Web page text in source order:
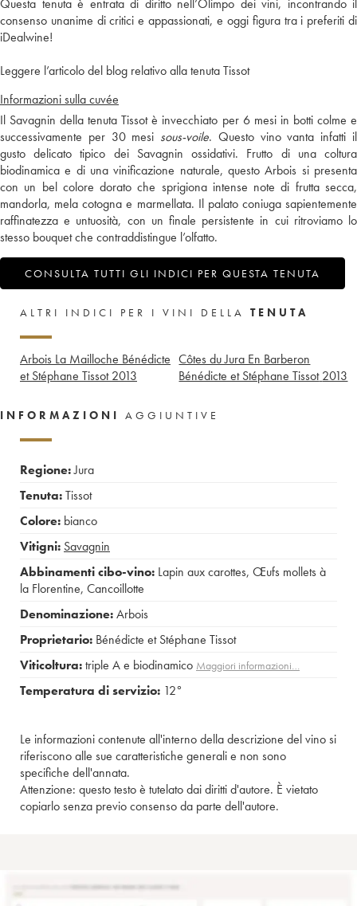
Questa tenuta è entrata di diritto nell’Olimpo dei vini, incontrando il
consenso unanime di critici e appassionati, e oggi figura tra i preferiti di
iDealwine!
Leggere l’articolo del blog relativo alla tenuta Tissot
Informazioni sulla cuvée
Il Savagnin della tenuta Tissot è invecchiato per 6 mesi in botti colme e
successivamente per 30 mesi sous-voile. Questo vino vanta infatti il
gusto delicato tipico dei Savagnin ossidativi. Frutto di una coltura
biodinamica e di una vinificazione naturale, questo Arbois si presenta
con un bel colore dorato che sprigiona intense note di frutta secca,
mandorla, mela cotogna e marmellata. Il palato coniuga sapientemente
raffinatezza e untuosità, con un finale persistente in cui ritroviamo lo
stesso bouquet che contraddistingue l’olfatto.
CONSULTA TUTTI GLI INDICI PER QUESTA TENUTA
ALTRI INDICI PER I VINI DELLA TENUTA
Arbois La Mailloche Bénédicte
et Stéphane Tissot 2013
Côtes du Jura En Barberon
Bénédicte et Stéphane Tissot 2013
INFORMAZIONI AGGIUNTIVE
Regione:Jura
Tenuta:Tissot
Colore: bianco
Vitigni: Savagnin
Abbinamenti cibo-vino: Lapin aux carottes, Œufs mollets à
la Florentine, Cancoillotte
Denominazione:Arbois
Proprietario: Bénédicte et Stéphane Tissot
Viticoltura:triple A e biodinamico Maggiori informazioni…
Temperatura di servizio: 12°
Le informazioni contenute all'interno della descrizione del vino si
riferiscono alle sue caratteristiche generali e non sono
specifiche dell'annata.
Attenzione: questo testo è tutelato dai diritti d'autore. È vietato
copiarlo senza previo consenso da parte dell'autore.